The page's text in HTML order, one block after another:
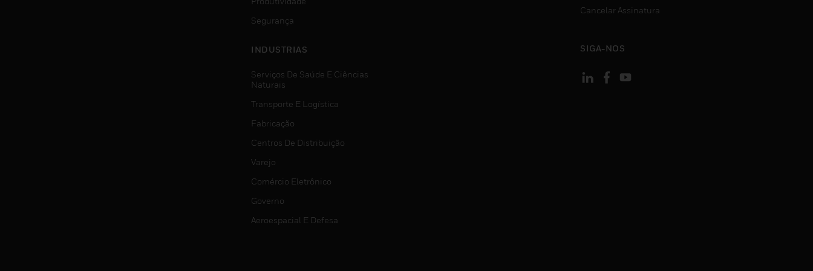
Segurança
INDUSTRIAS
Serviços De Saúde E Ciências
Naturais
Transporte E Logística
Fabricação
Centros De Distribuição
Varejo
Comércio Eletrônico
Governo
Aeroespacial E Defesa
Cancelar Assinatura
SIGA-NOS